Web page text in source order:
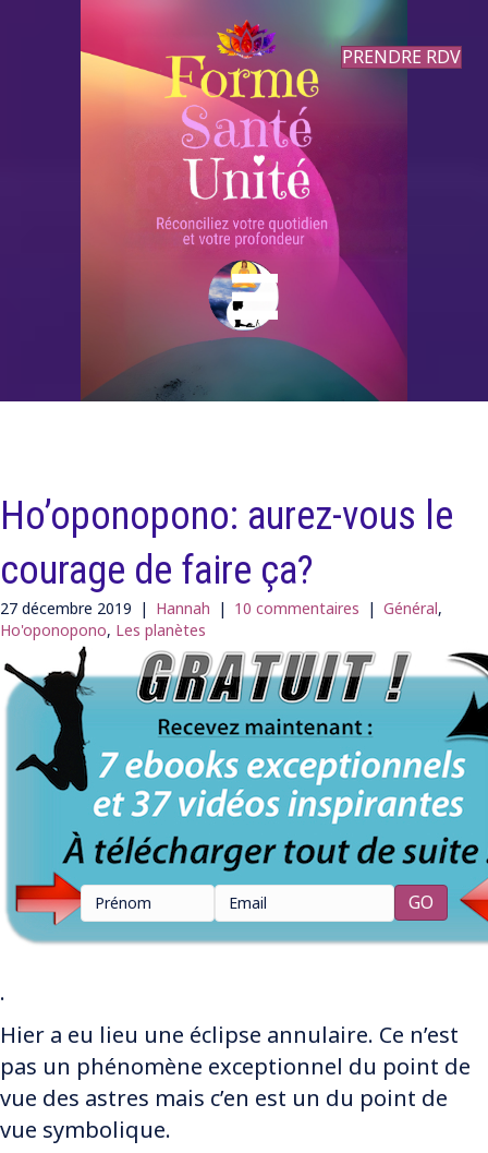
PRENDRE RDV
Ho’oponopono: aurez-vous le
courage de faire ça?
27 décembre 2019 | Hannah | 10 commentaires | Général,
Ho'oponopono, Les planètes
.
Hier a eu lieu une éclipse annulaire. Ce n’est
pas un phénomène exceptionnel du point de
vue des astres mais c’en est un du point de
vue symbolique.